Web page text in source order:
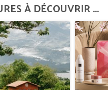
À DÉCOUVRIR ...